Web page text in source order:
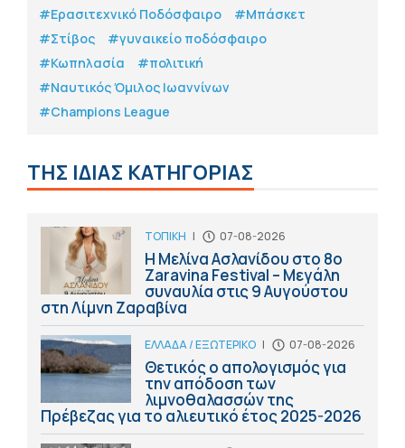
#Eρασιτεχνικό Ποδόσφαιρο
#Μπάσκετ
#Στίβος
#γυναικείο ποδόσφαιρο
#Κωπηλασία
#πολιτική
#Ναυτικός Όμιλος Ιωαννίνων
#Champions League
ΤΗΣ ΙΔΙΑΣ ΚΑΤΗΓΟΡΙΑΣ
ΤΟΠΙΚΗ | 07-08-2026
Η Μελίνα Ασλανίδου στο 8ο
Zaravina Festival – Μεγάλη
συναυλία στις 9 Αυγούστου
στη Λίμνη Ζαραβίνα
ΕΛΛΑΔΑ / ΕΞΩΤΕΡΙΚΟ | 07-08-2026
Θετικός ο απολογισμός για
την απόδοση των
λιμνοθαλασσών της
Πρέβεζας για το αλιευτικό έτος 2025-2026